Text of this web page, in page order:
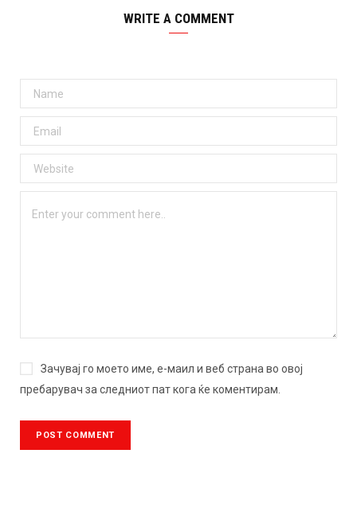
WRITE A COMMENT
Зачувај го моето име, е-маил и веб страна во овој
пребарувач за следниот пат кога ќе коментирам.